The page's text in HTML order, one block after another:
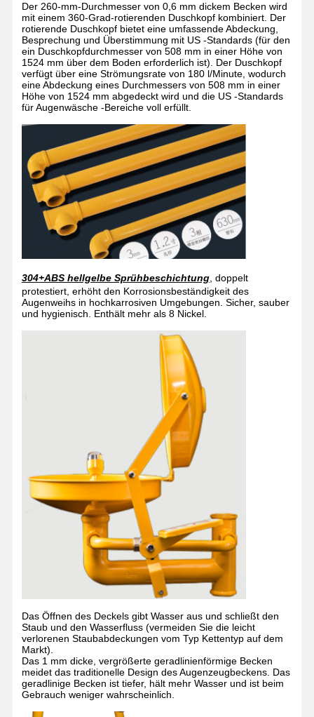
Über Uns
Qualitätskont KONTAKTIE
REN SIE
UNS
Neuigkeiten
Plaudern Sie
Jetzt
Notfalldusche und Augenwasch
Augenwaschmittel mit Temperwasser
Wandgebundene Augenwaschstation
Anschluss-Augenwaschstation
Der 260-mm-Durchmesser von 0,6 mm dickem Becken wird
mit einem 360-Grad-rotierenden Duschkopf kombiniert. Der
rotierende Duschkopf bietet eine umfassende Abdeckung,
Besprechung und Überstimmung mit US -Standards (für den
ein Duschkopfdurchmesser von 508 mm in einer Höhe von
1524 mm über dem Boden erforderlich ist). Der Duschkopf
verfügt über eine Strömungsrate von 180 l/Minute, wodurch
eine Abdeckung eines Durchmessers von 508 mm in einer
Höhe von 1524 mm abgedeckt wird und die US -Standards
für Augenwäsche -Bereiche voll erfüllt.
304+ABS hellgelbe Sprühbeschichtung, doppelt
protestiert, erhöht den Korrosionsbeständigkeit des
Augenweihs in hochkarrosiven Umgebungen. Sicher, sauber
und hygienisch. Enthält mehr als 8 Nickel.
Das Öffnen des Deckels gibt Wasser aus und schließt den
Staub und den Wasserfluss (vermeiden Sie die leicht
verlorenen Staubabdeckungen vom Typ Kettentyp auf dem
Markt).
Das 1 mm dicke, vergrößerte geradlinienförmige Becken
meidet das traditionelle Design des Augenzeugbeckens. Das
geradlinige Becken ist tiefer, hält mehr Wasser und ist beim
Gebrauch weniger wahrscheinlich.